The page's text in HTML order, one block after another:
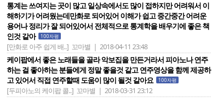
통계는 쓰여지는 곳이 많고 일상속에서도 많이 접하지만 어려워서 이
해하기가 어려웠는데만화로 되어있어 이해가 쉽고 중간중간 어려운
용어나 정리가 잘 되어있어서 전체적으로 통계학을 배우기에 좋은 책
인것 같아
100자평
[만화로 아주 쉽게 배..] 꼬마별 | 2018-04-11 23:48
케이팝에서 좋은 노래들을 골라 악보집을 만든거라서 피아노나 연주
하는 걸 좋아하는 분들에게 정말 좋을것 같고 연주영상을 함께 제공하
고 있어서 직접 연주할때 도움이 많이 될것 같아요
100자평
[두피아노의 케이팝 콜..] 꼬마별 | 2018-03-31 23:12